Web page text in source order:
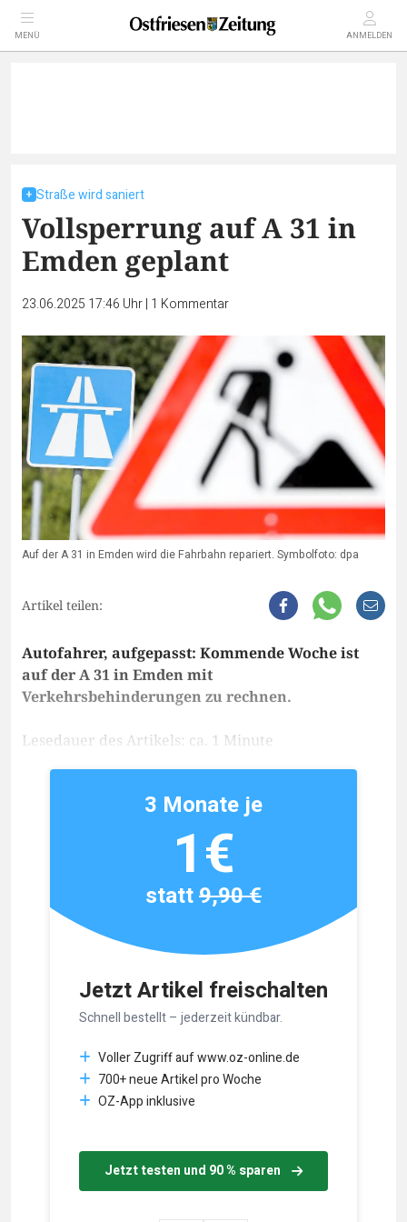
MENÜ ANMELDEN
Straße wird saniert
Vollsperrung auf A 31 in
Emden geplant
23.06.2025 17:46 Uhr| 1 Kommentar
Auf der A 31 in Emden wird die Fahrbahn repariert. Symbolfoto: dpa
Artikel teilen:
Autofahrer, aufgepasst: Kommende Woche ist
auf der A 31 in Emden mit
Verkehrsbehinderungen zu rechnen.
Lesedauer des Artikels: ca. 1 Minute
Jetzt Artikel freischalten
Schnell bestellt – jederzeit kündbar.
Voller Zugriff auf www.oz-online.de
700+ neue Artikel pro Woche
OZ-App inklusive
Jetzt testen und 90 % sparen
3 Monate je
1€
statt9,90 €